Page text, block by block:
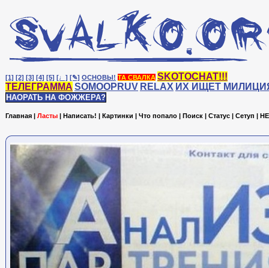
[1] [2] [3] [4] [5] [♩] [✎] ОСНОВЫ! ТА СВАЛКА SKOTOCHAT!!!
ТЕЛЕГРАММА SOMOOPRUV RELAX ИХ ИЩЕТ
НАОРАТЬ НА ФОЖЖЕРА?
Главная | Ласты | Написать! | Картинки | Что попало | Поиск | Статус | Сетуп |